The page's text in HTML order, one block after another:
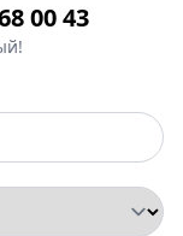
00 43